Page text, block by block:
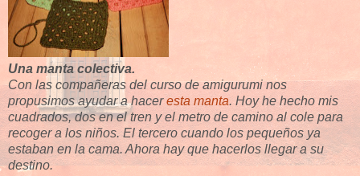
Una manta colectiva.
Con las compañeras del curso de amigurumi nos
propusimos ayudar a haceresta manta. Hoy he hecho mis
cuadrados, dos en el tren y el metro de camino al cole para
recoger a los niños. El tercero cuando los pequeños ya
estaban en la cama. Ahora hay que hacerlos llegar a su
destino.